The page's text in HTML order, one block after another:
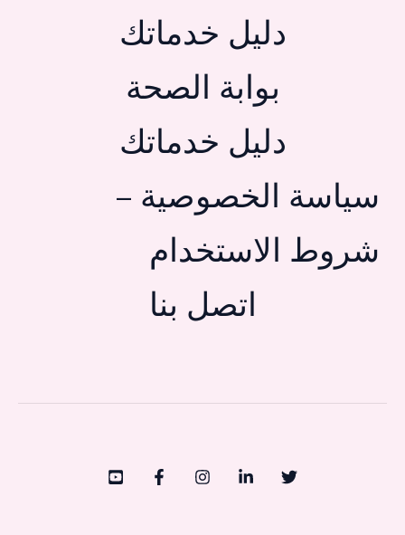
دليل خدماتك
بوابة الصحة
دليل خدماتك
سياسة الخصوصية –
شروط الاستخدام
اتصل بنا